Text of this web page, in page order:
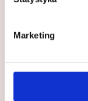
Marketing